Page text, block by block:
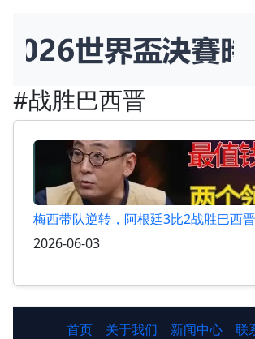
#战胜巴西晋
梅西带队逆转，阿根廷3比2战胜巴西
2026-06-03
首页 关于我们 新闻中心
联